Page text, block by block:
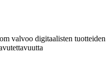
valvoo digitaalisten tuotteiden